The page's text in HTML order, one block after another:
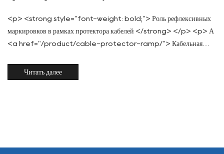
<p> <strong style="font-weight: bold;"> Роль рефлексивных
маркировков в рамках протектора кабелей </strong> </p> <p> А
<a href="/product/cable-protector-ramp/"> Кабельная
Читать далее